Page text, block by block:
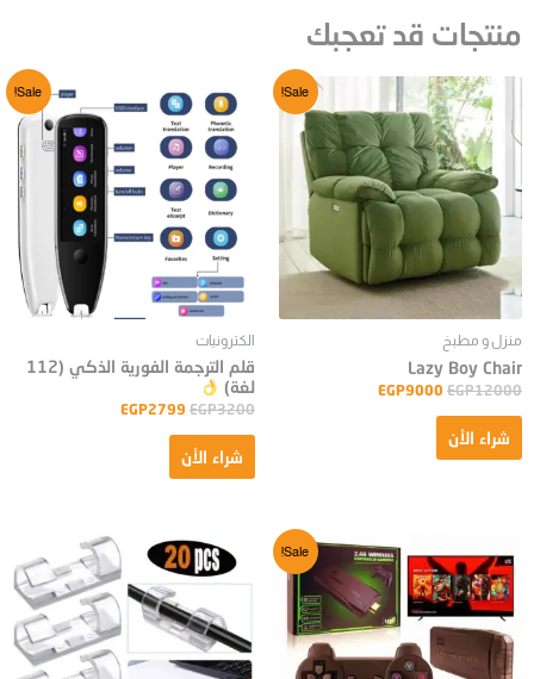
منتجات قد تعجبك
Sale!
منزل و مطبخ
Lazy Boy Chair
EGP12000
EGP9000
شراء الأن
Sale!
الكترونيات
قلم الترجمة الفورية الذكي (112
لغة)
EGP3200
EGP2799
شراء الأن
Sale!